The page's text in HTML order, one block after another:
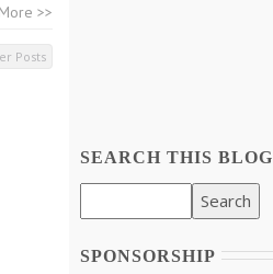
>>
Posts
SEARCH THIS BLOG
SPONSORSHIP